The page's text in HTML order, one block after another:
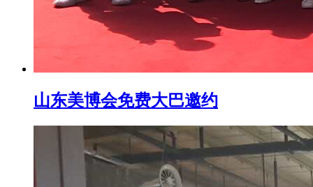
山东美博会免费大巴邀约